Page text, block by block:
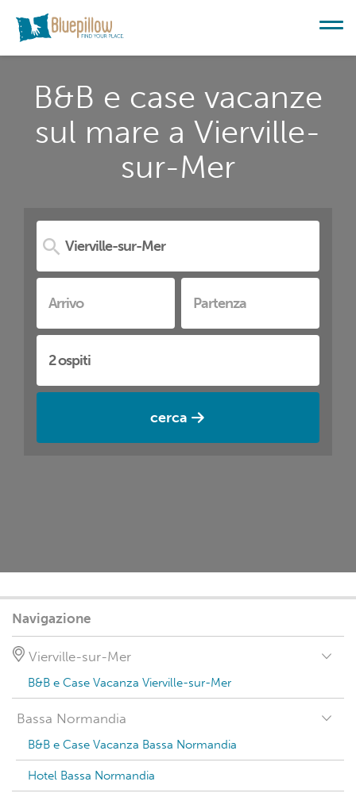
B&B e case vacanze
sul mare a Vierville-
sur-Mer
cerca
Navigazione
Vierville-sur-Mer
B&B e Case Vacanza Vierville-sur-Mer
Bassa Normandia
B&B e Case Vacanza Bassa Normandia
Hotel Bassa Normandia